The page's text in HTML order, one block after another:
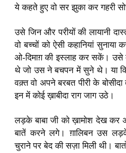
ये कहते हुए वो सर झुका कर गहरी
उसे जिन और परीयों की लायानी
वो बच्चों को ऐसी कहानियां
ओ-दिमाग़ की इस्लाह कर सकें।
थे जो उस ने बचपन में सुने थे। या
वक़्त वो अपने बरबत पीरी के
इन में कोई ख़ाबीदा राग जाग उठे।
लड़के बाबा जी को ख़ामोश देख कर
बातें करने लगे। ग़ालिबन उस
चुराने पर बेद की सज़ा मिली थी।